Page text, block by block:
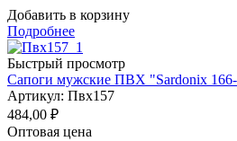
Добавить в корзину
Подробнее
Быстрый просмотр
Сапоги мужские ПВХ "Sardonix
Артикул: Пвх157
484,00 ₽
Оптовая цена